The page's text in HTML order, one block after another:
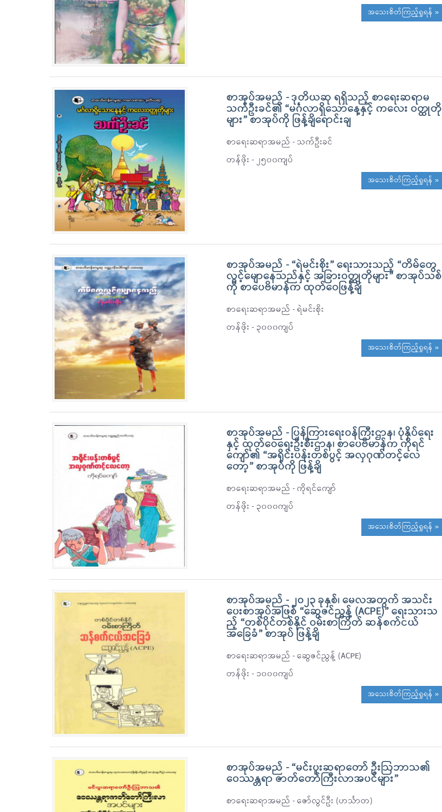
အသေးစိတ်ကြည့်ရှုရန် »
စာအုပ်အမည် - ဒုတိယဆု ရရှိသည့် စာရေးဆရာမ
သက်ဦးခင်၏ “မင်္ဂလာရှိသောနေ့နှင့် ကလေး ဝတ္ထုတို
များ” စာအုပ်ကို ဖြန့်ချိရောင်းချ
စာရေးဆရာအမည် - သက်ဦးခင်
တန်ဖိုး - ၂၅၀၀ကျပ်
အသေးစိတ်ကြည့်ရှုရန် »
စာအုပ်အမည် - “ရဲမင်းစိုး” ရေးသားသည့် “တိမ်တွေ
လွင့်မေျာနေသည်နှင့် အခြားဝတ္ထုတိုများ” စာအုပ်သစ်
ကို စာပေဗိမာန်က ထုတ်ဝေဖြန့်ချိ
စာရေးဆရာအမည် - ရဲမင်းစိုး
တန်ဖိုး - ၃၀၀၀ကျပ်
အသေးစိတ်ကြည့်ရှုရန် »
စာအုပ်အမည် - ပြန်ကြားရေးဝန်ကြီးဌာန၊ ပုံနှိပ်ရေး
နှင့် ထုတ်ဝေရေးဦးစီးဌာန၊ စာပေဗိမာန်က ကိုရင်
ကျော်၏ “အရိုင်းပန်းတစ်ပွင့် အလှဂုဏ်တင့်လေ
တော့” စာအုပ်ကို ဖြန့်ချိ
စာရေးဆရာအမည် - ကိုရင်ကျော်
တန်ဖိုး - ၃၀၀၀ကျပ်
အသေးစိတ်ကြည့်ရှုရန် »
စာအုပ်အမည် - ၂၀၂၃ ခုနှစ်၊ မေလအတွက် အသင်း
ပေးစာအုပ်အဖြစ် “ဆွေဇင်ညွန့် (ACPE)” ရေးသားသ
ည့် “တစ်ပိုင်တစ်နိုင် ဝမ်းစာကြိတ် ဆန်စက်ငယ်
အခြေခံ” စာအုပ် ဖြန့်ချိ
စာရေးဆရာအမည် - ဆွေဇင်ညွန့် (ACPE)
တန်ဖိုး - ၁၀၀၀ကျပ်
အသေးစိတ်ကြည့်ရှုရန် »
စာအုပ်အမည် - “မင်းပူးဆရာတော် ဦးဩဘာသ၏
ဝေဿန္တရာ ဇာတ်တော်ကြီးလာအပင်များ”
စာရေးဆရာအမည် - ဇော်လွင်ဦး (ဟင်္သာတ)